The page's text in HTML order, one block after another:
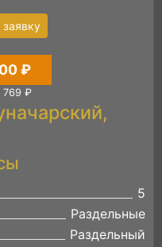
₽
769 ₽
5
Раздельные
Раздельный